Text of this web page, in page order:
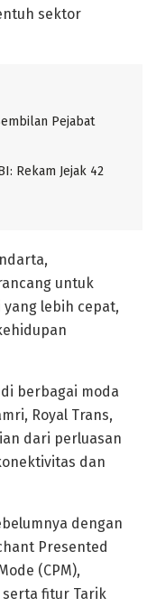
sektor
Pejabat
Rekam Jejak 42
untuk
lebih cepat,
berbagai moda
Royal Trans,
dari perluasan
dan
dengan
Presented
(CPM),
serta fitur Tarik